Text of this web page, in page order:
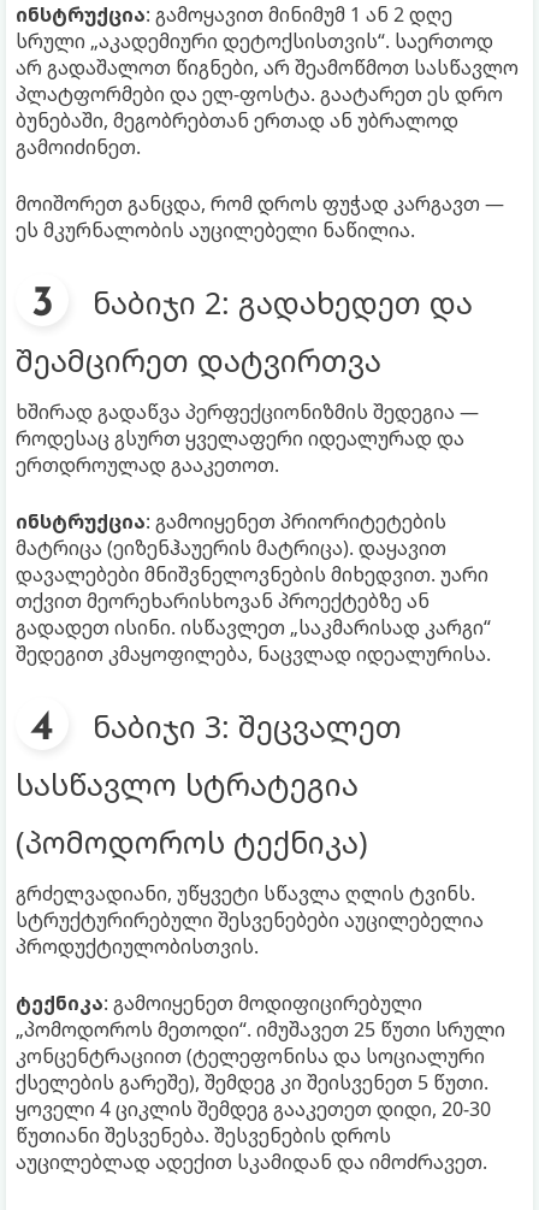
ინსტრუქცია: გამოყავით მინიმუმ 1 ან 2 დღე
სრული „აკადემიური დეტოქსისთვის“. საერთოდ
არ გადაშალოთ წიგნები, არ შეამოწმოთ სასწავლო
პლატფორმები და ელ-ფოსტა. გაატარეთ ეს დრო
ბუნებაში, მეგობრებთან ერთად ან უბრალოდ
გამოიძინეთ.
მოიშორეთ განცდა, რომ დროს ფუჭად კარგავთ —
ეს მკურნალობის აუცილებელი ნაწილია.
ნაბიჯი 2: გადახედეთ და
შეამცირეთ დატვირთვა
ხშირად გადაწვა პერფექციონიზმის შედეგია —
როდესაც გსურთ ყველაფერი იდეალურად და
ერთდროულად გააკეთოთ.
ინსტრუქცია: გამოიყენეთ პრიორიტეტების
მატრიცა (ეიზენჰაუერის მატრიცა). დაყავით
დავალებები მნიშვნელოვნების მიხედვით. უარი
თქვით მეორეხარისხოვან პროექტებზე ან
გადადეთ ისინი. ისწავლეთ „საკმარისად კარგი“
შედეგით კმაყოფილება, ნაცვლად იდეალურისა.
ნაბიჯი 3: შეცვალეთ
სასწავლო სტრატეგია
(პომოდოროს ტექნიკა)
გრძელვადიანი, უწყვეტი სწავლა ღლის ტვინს.
სტრუქტურირებული შესვენებები აუცილებელია
პროდუქტიულობისთვის.
ტექნიკა: გამოიყენეთ მოდიფიცირებული
„პომოდოროს მეთოდი“. იმუშავეთ 25 წუთი სრული
კონცენტრაციით (ტელეფონისა და სოციალური
ქსელების გარეშე), შემდეგ კი შეისვენეთ 5 წუთი.
ყოველი 4 ციკლის შემდეგ გააკეთეთ დიდი, 20-30
წუთიანი შესვენება. შესვენების დროს
აუცილებლად ადექით სკამიდან და იმოძრავეთ.